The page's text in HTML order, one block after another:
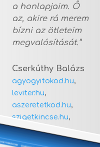
a honlapjaim. Ő
az, akire rá merem
bízni az ötleteim
megvalósítását.”
Cserkúthy Balázs
agyogyitokod.hu,
leviter.hu,
aszeretetkod.hu,
szigetkincse.hu,
pannonso.hu